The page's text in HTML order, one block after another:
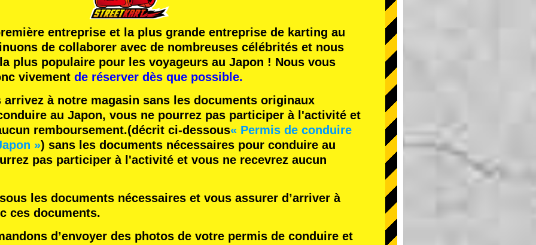
entreprise et la plus grande entreprise de karting au
de collaborer avec de nombreuses célébrités et nous
plus populaire pour les voyageurs au Japon ! Nous vous
vivement de réserver dès que possible.
à notre magasin sans les documents originaux
au Japon, vous ne pourrez pas participer à l'activité et
remboursement.(décrit ci-dessous« Permis de conduire
») sans les documents nécessaires pour conduire au
pas participer à l'activité et vous ne recevrez aucun
les documents nécessaires et vous assurer d’arriver à
ces documents.
d’envoyer des photos de votre permis de conduire et